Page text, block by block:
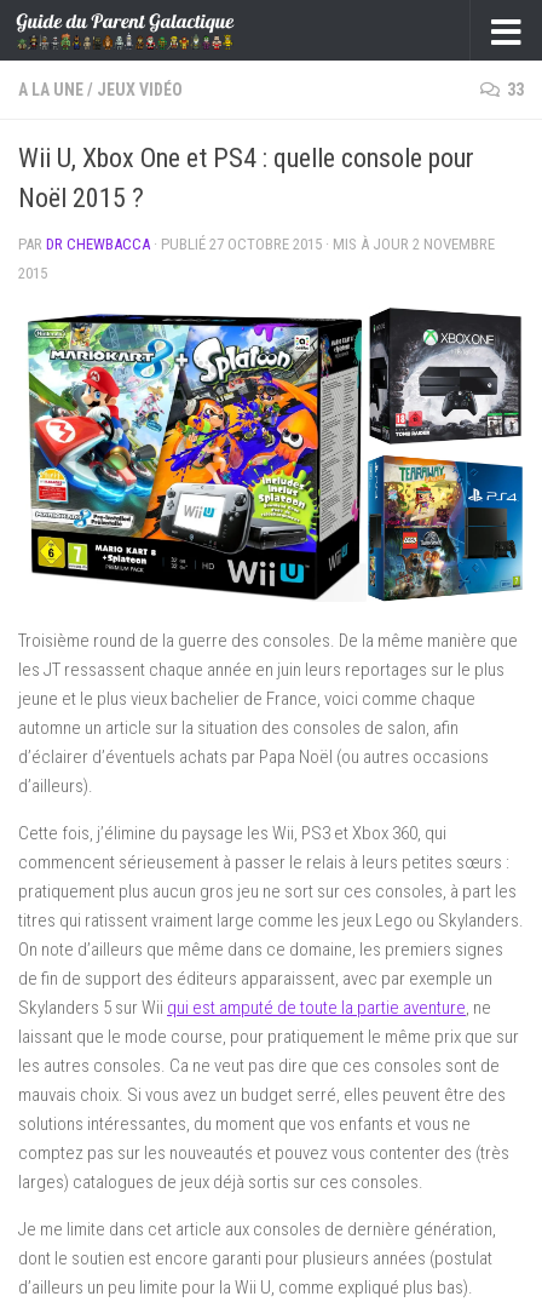
Skip to content
A LA UNE/ JEUX VIDÉO 33
Wii U, Xbox One et PS4 : quelle console pour
Noël 2015 ?
PAR DR CHEWBACCA · PUBLIÉ 27 OCTOBRE 2015 · MIS À JOUR 2 NOVEMBRE
2015
Troisième round de la guerre des consoles. De la même manière que
les JT ressassent chaque année en juin leurs reportages sur le plus
jeune et le plus vieux bachelier de France, voici comme chaque
automne un article sur la situation des consoles de salon, afin
d’éclairer d’éventuels achats par Papa Noël (ou autres occasions
d’ailleurs).
Cette fois, j’élimine du paysage les Wii, PS3 et Xbox 360, qui
commencent sérieusement à passer le relais à leurs petites sœurs :
pratiquement plus aucun gros jeu ne sort sur ces consoles, à part les
titres qui ratissent vraiment large comme les jeux Lego ou Skylanders.
On note d’ailleurs que même dans ce domaine, les premiers signes
de fin de support des éditeurs apparaissent, avec par exemple un
Skylanders 5 sur Wii qui est amputé de toute la partie aventure, ne
laissant que le mode course, pour pratiquement le même prix que sur
les autres consoles. Ca ne veut pas dire que ces consoles sont de
mauvais choix. Si vous avez un budget serré, elles peuvent être des
solutions intéressantes, du moment que vos enfants et vous ne
comptez pas sur les nouveautés et pouvez vous contenter des (très
larges) catalogues de jeux déjà sortis sur ces consoles.
Je me limite dans cet article aux consoles de dernière génération,
dont le soutien est encore garanti pour plusieurs années (postulat
d’ailleurs un peu limite pour la Wii U, comme expliqué plus bas).